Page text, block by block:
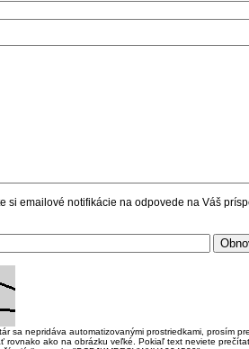
si emailové notifikácie na odpovede na Váš
sa nepridáva automatizovanými prostriedkami, prosím
rovnako ako na obrázku veľké. Pokiaľ text neviete